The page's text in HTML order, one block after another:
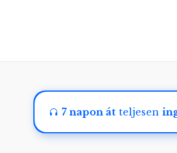
7 napon át teljesen